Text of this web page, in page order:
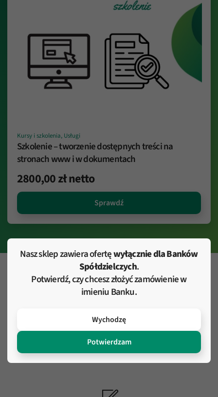
Kursy i szkolenia, Usługi
Szkolenie – tworzenie dostępnych treści na
stronach www i w dokumentach
2800,00złnetto
Sprawdź
Jak to działa?
Wybierz produkty i dodaj je do koszyka
Nasz sklep zawiera ofertęwyłącznie dla Banków
Spółdzielczych.
Potwierdź, czy chcesz złożyć zamówienie w
imieniu Banku.
Wychodzę
Potwierdzam